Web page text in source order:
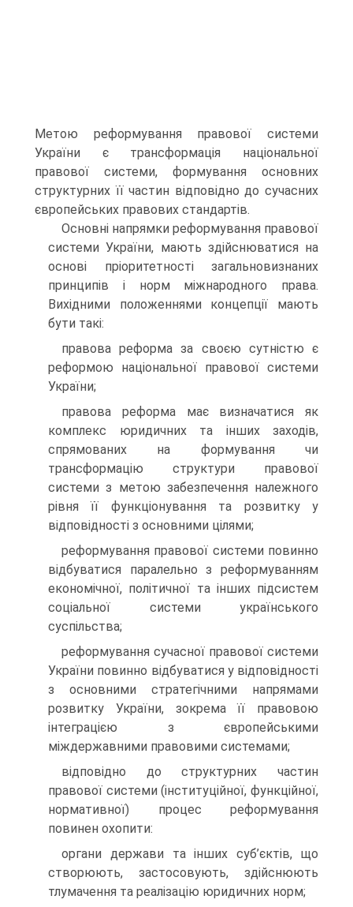
Метою реформування правової системи
України є трансформація національної
правової системи, формування основних
структурних її частин відповідно до сучасних
європейських правових стандартів.
Основні напрямки реформування правової
системи України, мають здійснюватися на
основі пріоритетності загальновизнаних
принципів і норм міжнародного права.
Вихідними положеннями концепції мають
бути такі:
правова реформа за своєю сутністю є
реформою національної правової системи
України;
правова реформа має визначатися як
комплекс юридичних та інших заходів,
спрямованих на формування чи
трансформацію структури правової
системи з метою забезпечення належного
рівня її функціонування та розвитку у
відповідності з основними цілями;
реформування правової системи повинно
відбуватися паралельно з реформуванням
економічної, політичної та інших підсистем
соціальної системи українського
суспільства;
реформування сучасної правової системи
України повинно відбуватися у відповідності
з основними стратегічними напрямами
розвитку України, зокрема її правовою
інтеграцією з європейськими
міждержавними правовими системами;
відповідно до структурних частин
правової системи (інституційної, функційної,
нормативної) процес реформування
повинен охопити:
органи держави та інших суб’єктів, що
створюють, застосовують, здійснюють
тлумачення та реалізацію юридичних норм;